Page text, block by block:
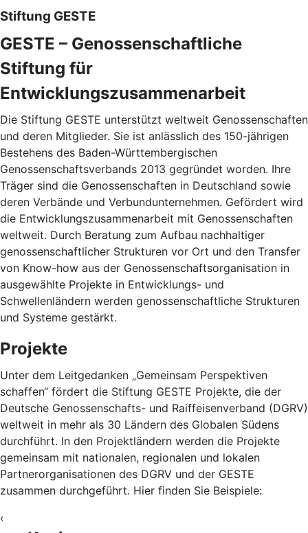
Stiftung GESTE
GESTE – Genossenschaftliche
Stiftung für
Entwicklungszusammenarbeit
Die Stiftung GESTE unterstützt weltweit Genossenschaften
und deren Mitglieder. Sie ist anlässlich des 150-jährigen
Bestehens des Baden-Württembergischen
Genossenschaftsverbands 2013 gegründet worden. Ihre
Träger sind die Genossenschaften in Deutschland sowie
deren Verbände und Verbundunternehmen. Gefördert wird
die Entwicklungszusammenarbeit mit Genossenschaften
weltweit. Durch Beratung zum Aufbau nachhaltiger
genossenschaftlicher Strukturen vor Ort und den Transfer
von Know-how aus der Genossenschaftsorganisation in
ausgewählte Projekte in Entwicklungs- und
Schwellenländern werden genossenschaftliche Strukturen
und Systeme gestärkt.
Projekte
Unter dem Leitgedanken „Gemeinsam Perspektiven
schaffen“ fördert die Stiftung GESTE Projekte, die der
Deutsche Genossenschafts- und Raiffeisenverband (DGRV)
weltweit in mehr als 30 Ländern des Globalen Südens
durchführt. In den Projektländern werden die Projekte
gemeinsam mit nationalen, regionalen und lokalen
Partnerorganisationen des DGRV und der GESTE
zusammen durchgeführt. Hier finden Sie Beispiele:
‹